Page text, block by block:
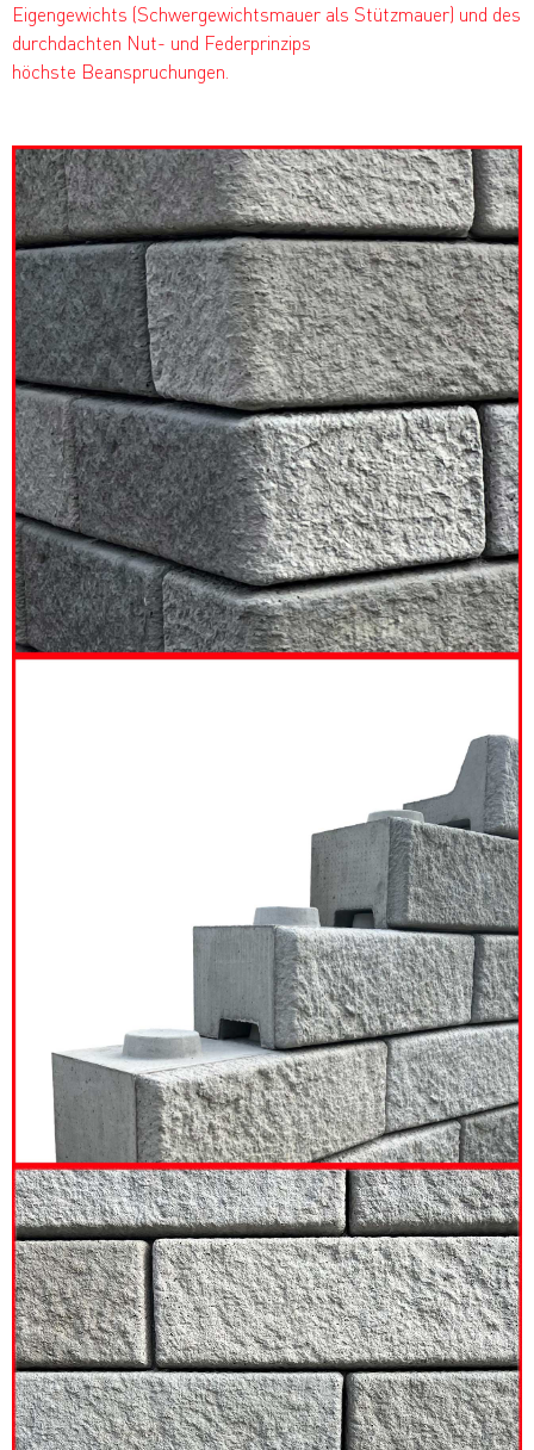
Eigengewichts (Schwergewichtsmauer als Stützmauer) und des
durchdachten Nut- und Federprinzips
höchste Beanspruchungen.